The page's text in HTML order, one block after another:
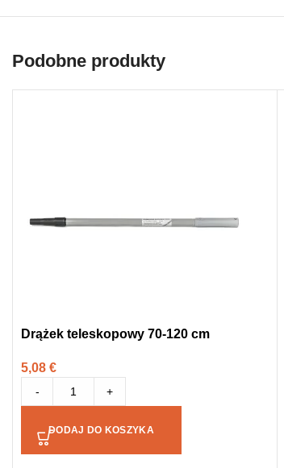
Podobne produkty
Drążek teleskopowy 70-120 cm
5,08 €
- +
DODAJ DO KOSZYKA